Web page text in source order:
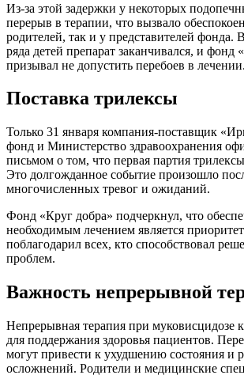
Из-за этой задержки у некоторых
перерыв в терапии, что вызвало
родителей, так и у представителей фонда.
ряда детей препарат заканчивался, и фонд
призывал не допустить перебоев в лечении.
Поставка трилексы
Только 31 января компания-поставщик
фонд и Министерство здравоохранения
письмом о том, что первая партия
Это долгожданное событие произошло
многочисленных тревог и ожиданий.
Фонд «Круг добра» подчеркнул, что
необходимым лечением является
поблагодарил всех, кто способствовал
проблем.
Важность непрерывной
Непрерывная терапия при муковисцидозе
для поддержания здоровья пациентов.
могут привести к ухудшению состояния и
осложнений. Родители и медицинские